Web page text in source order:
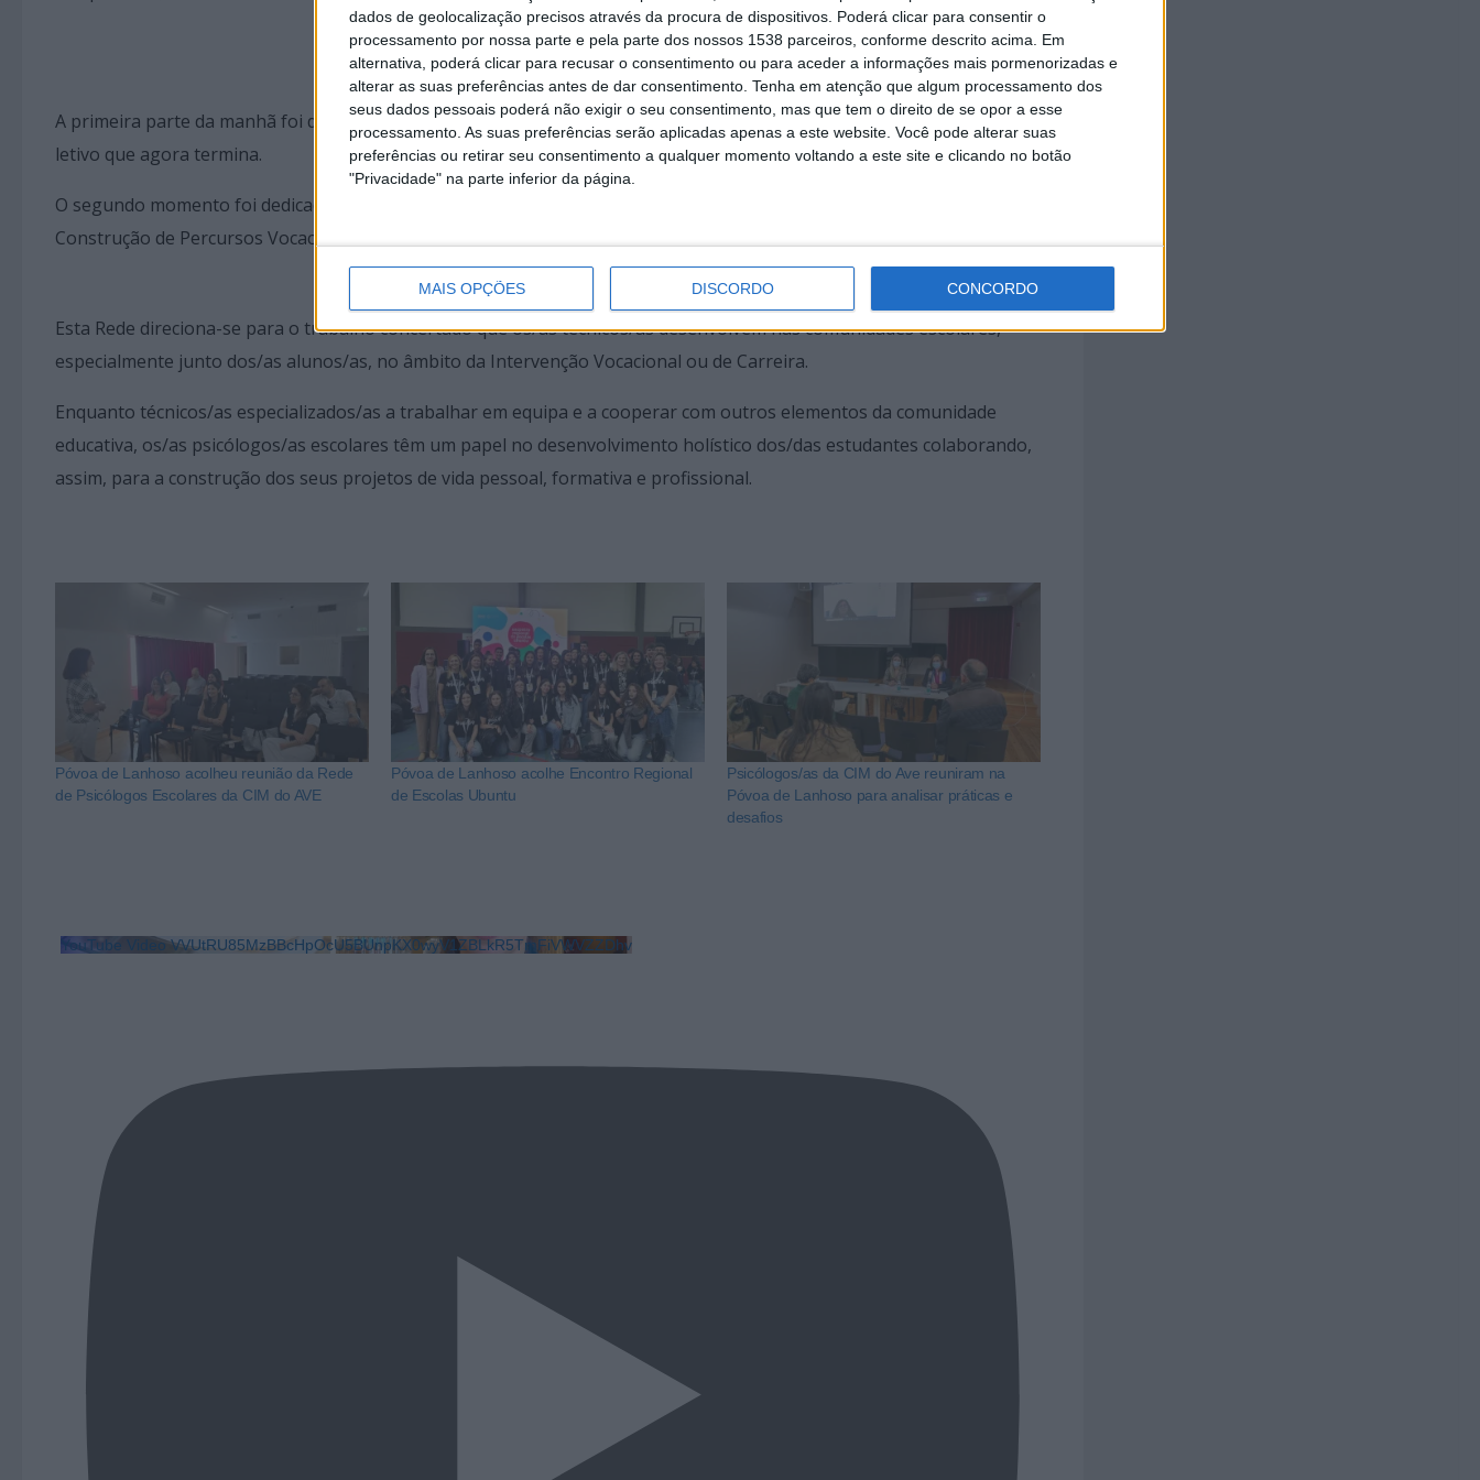
dados de geolocalização precisos através da procura de dispositivos. Poderá clicar para consentir o
processamento por nossa parte e pela parte dos nossos 1538 parceiros, conforme descrito acima. Em
alternativa, poderá clicar para recusar o consentimento ou para aceder a informações mais pormenorizadas e
alterar as suas preferências antes de dar consentimento. Tenha em atenção que algum processamento dos
seus dados pessoais poderá não exigir o seu consentimento, mas que tem o direito de se opor a esse
processamento. As suas preferências serão aplicadas apenas a este website. Você pode alterar suas
preferências ou retirar seu consentimento a qualquer momento voltando a este site e clicando no botão
"Privacidade" na parte inferior da página.
MAIS OPÇÕES DISCORDO CONCORDO
A primeira parte da manhã foi destinada à apresentação e análise de resultados do trabalho executado ao longo do ano
letivo que agora termina.
O segundo momento foi dedicado à formação em torno dos temas “Intervenção Psicológica, Cooperação Territorial e
Construção de Percursos Vocacionais”.
Esta Rede direciona-se para o trabalho concertado que os/as técnicos/as desenvolvem nas comunidades escolares,
especialmente junto dos/as alunos/as, no âmbito da Intervenção Vocacional ou de Carreira.
Enquanto técnicos/as especializados/as a trabalhar em equipa e a cooperar com outros elementos da comunidade
educativa, os/as psicólogos/as escolares têm um papel no desenvolvimento holístico dos/das estudantes colaborando,
assim, para a construção dos seus projetos de vida pessoal, formativa e profissional.
Póvoa de Lanhoso acolheu reunião da Rede
de Psicólogos Escolares da CIM do AVE
Póvoa de Lanhoso acolhe Encontro Regional
de Escolas Ubuntu
Psicólogos/as da CIM do Ave reuniram na
Póvoa de Lanhoso para analisar práticas e
desafios
YouTube Video VVUtRU85MzBBcHpOcU5BUnpKX0wyV1ZBLkR5TmFiVWVZZDhv